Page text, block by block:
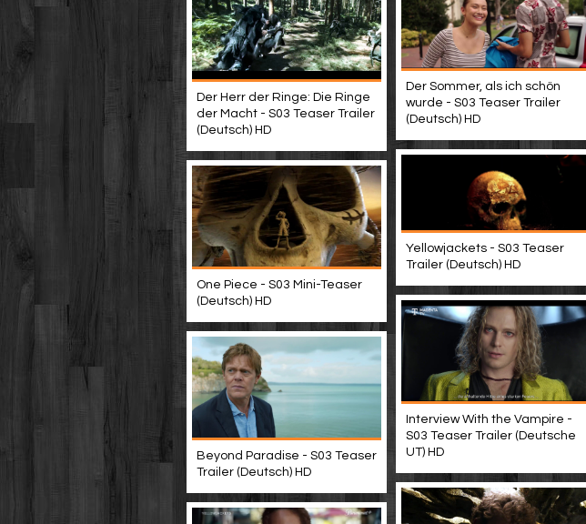
Der Sommer, als ich schön
wurde - S03 Teaser Trailer
(Deutsch) HD
Der Herr der Ringe: Die Ringe
der Macht - S03 Teaser Trailer
(Deutsch) HD
Yellowjackets - S03 Teaser
Trailer (Deutsch) HD
One Piece - S03 Mini-Teaser
(Deutsch) HD
Interview With the Vampire -
S03 Teaser Trailer (Deutsche
UT) HD
Beyond Paradise - S03 Teaser
Trailer (Deutsch) HD